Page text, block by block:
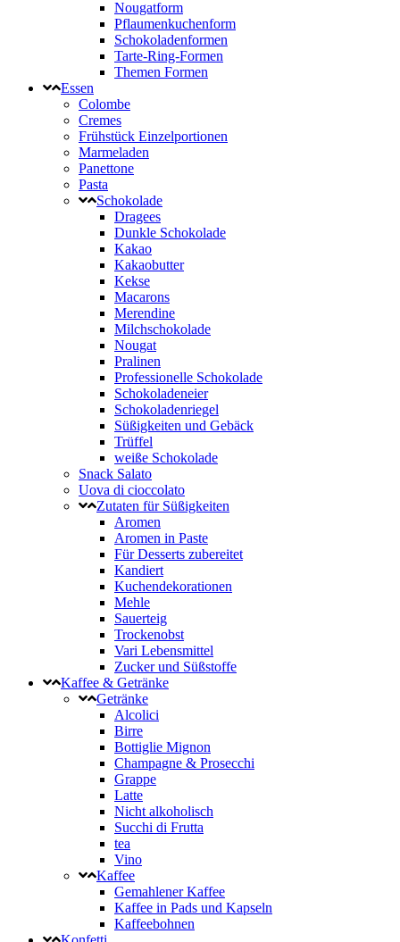
Nougatform
Pflaumenkuchenform
Schokoladenformen
Tarte-Ring-Formen
Themen Formen
Essen
Colombe
Cremes
Frühstück Einzelportionen
Marmeladen
Panettone
Pasta
Schokolade
Dragees
Dunkle Schokolade
Kakao
Kakaobutter
Kekse
Macarons
Merendine
Milchschokolade
Nougat
Pralinen
Professionelle Schokolade
Schokoladeneier
Schokoladenriegel
Süßigkeiten und Gebäck
Trüffel
weiße Schokolade
Snack Salato
Uova di cioccolato
Zutaten für Süßigkeiten
Aromen
Aromen in Paste
Für Desserts zubereitet
Kandiert
Kuchendekorationen
Mehle
Sauerteig
Trockenobst
Vari Lebensmittel
Zucker und Süßstoffe
Kaffee & Getränke
Getränke
Alcolici
Birre
Bottiglie Mignon
Champagne & Prosecchi
Grappe
Latte
Nicht alkoholisch
Succhi di Frutta
tea
Vino
Kaffee
Gemahlener Kaffee
Kaffee in Pads und Kapseln
Kaffeebohnen